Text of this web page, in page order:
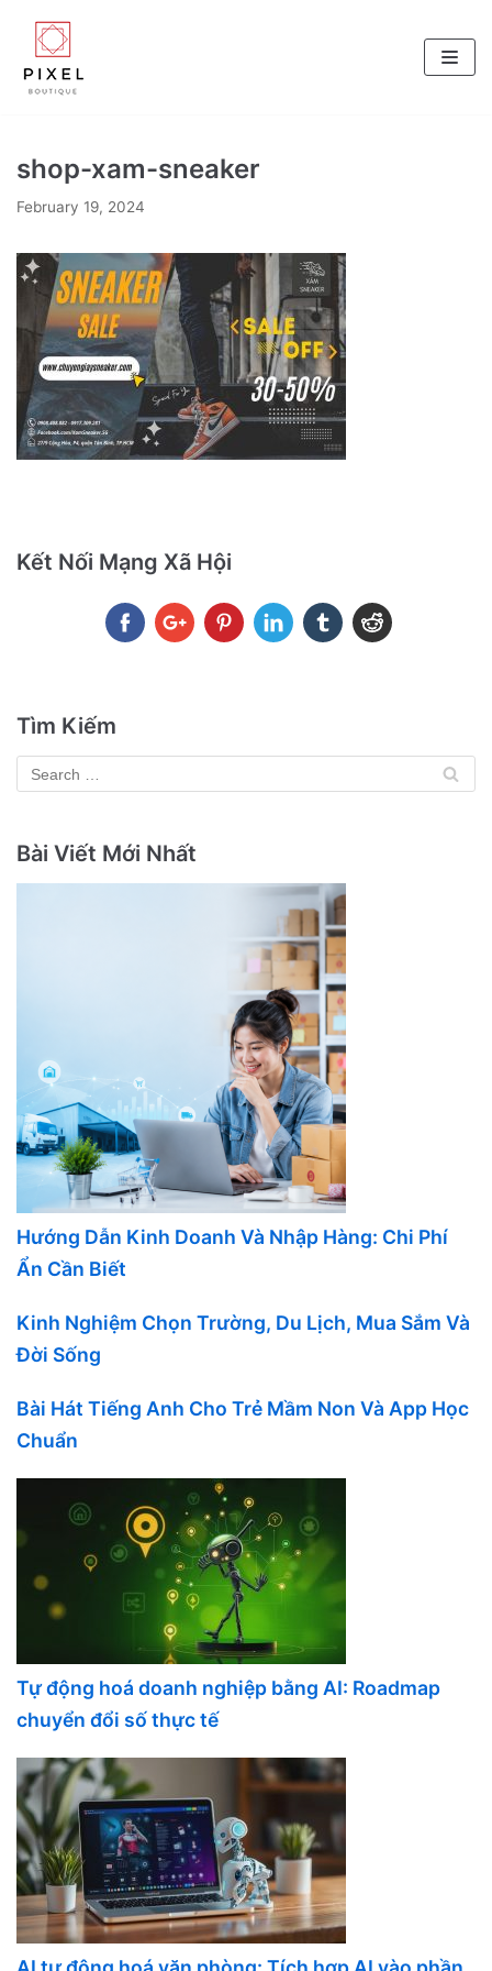
Skip
to
content
shop-xam-sneaker
February 19, 2024
Kết Nối Mạng Xã Hội
Tìm Kiếm
Bài Viết Mới Nhất
Hướng Dẫn Kinh Doanh Và Nhập Hàng: Chi Phí
Ẩn Cần Biết
Kinh Nghiệm Chọn Trường, Du Lịch, Mua Sắm Và
Đời Sống
Bài Hát Tiếng Anh Cho Trẻ Mầm Non Và App Học
Chuẩn
Tự động hoá doanh nghiệp bằng AI: Roadmap
chuyển đổi số thực tế